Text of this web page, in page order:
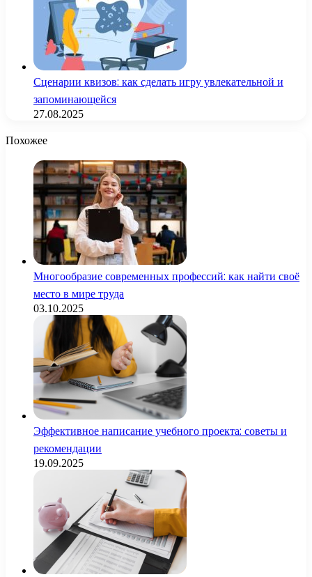
Сценарии квизов: как сделать игру увлекательной и
запоминающейся
27.08.2025
Похожее
Многообразие современных профессий: как найти своё
место в мире труда
03.10.2025
Эффективное написание учебного проекта: советы и
рекомендации
19.09.2025